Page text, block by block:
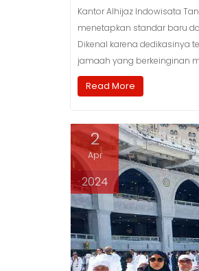
Kantor Alhijaz Indowisata
menetapkan standar baru
Dikenal karena dedikasinya
jamaah yang berkeinginan
Read More
2
Apr
2024